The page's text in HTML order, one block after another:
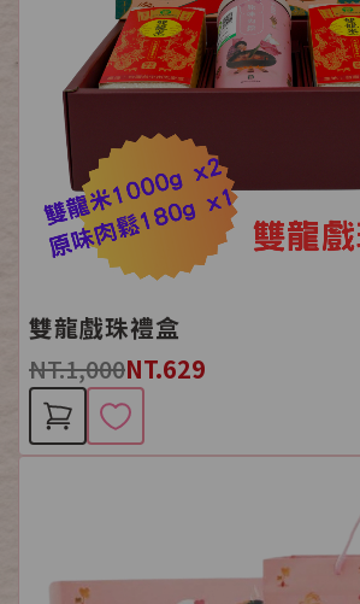
雙龍戲珠禮盒
NT.1,000NT.629